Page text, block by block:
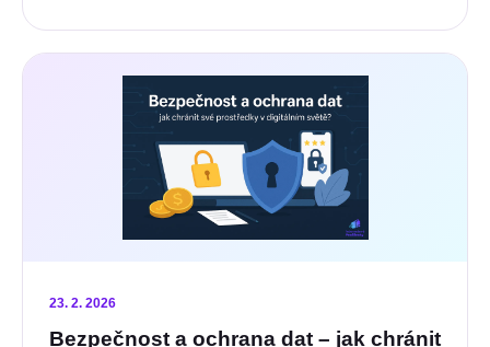
23. 2. 2026
Bezpečnost a ochrana dat – jak chránit